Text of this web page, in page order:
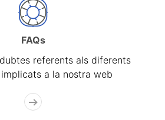
FAQs
referents als diferents
a la nostra web